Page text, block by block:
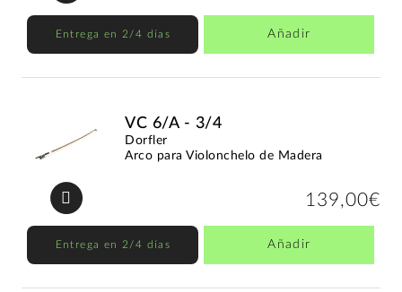
Entrega en 2/4 días Añadir
VC 6/A - 3/4
Dorfler
Arco para Violonchelo de Madera
139,00€
Entrega en 2/4 días Añadir